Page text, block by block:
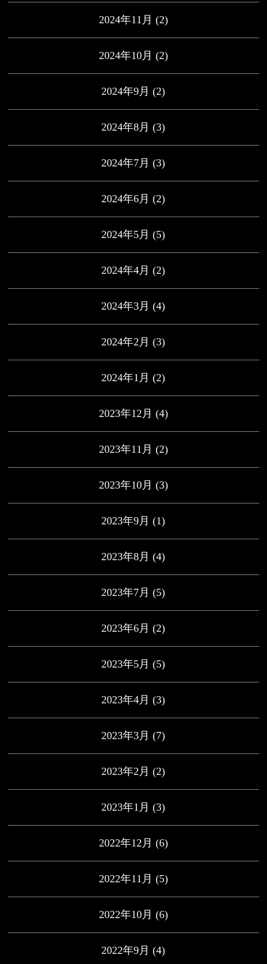
2024年11月 (2)
2024年10月 (2)
2024年9月 (2)
2024年8月 (3)
2024年7月 (3)
2024年6月 (2)
2024年5月 (5)
2024年4月 (2)
2024年3月 (4)
2024年2月 (3)
2024年1月 (2)
2023年12月 (4)
2023年11月 (2)
2023年10月 (3)
2023年9月 (1)
2023年8月 (4)
2023年7月 (5)
2023年6月 (2)
2023年5月 (5)
2023年4月 (3)
2023年3月 (7)
2023年2月 (2)
2023年1月 (3)
2022年12月 (6)
2022年11月 (5)
2022年10月 (6)
2022年9月 (4)